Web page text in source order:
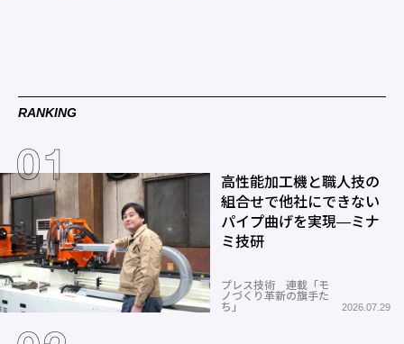
RANKING
高性能加工機と職人技の
組合せで他社にできない
パイプ曲げを実現―ミナ
ミ技研
プレス技術 連載「モ
ノづくり革新の旗手た
ち」
2026.07.29